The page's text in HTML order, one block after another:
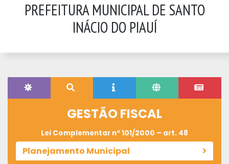
PREFEITURA MUNICIPAL DE SANTO
INÁCIO DO PIAUÍ
GESTÃO FISCAL
Lei Complementar nº 101/2000 – art. 48
Planejamento Municipal